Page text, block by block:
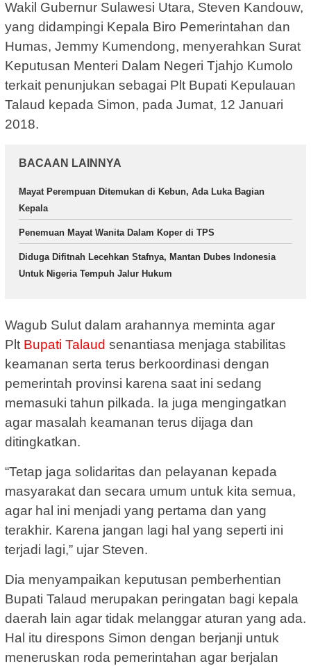
Wakil Gubernur Sulawesi Utara, Steven Kandouw,
yang didampingi Kepala Biro Pemerintahan dan
Humas, Jemmy Kumendong, menyerahkan Surat
Keputusan Menteri Dalam Negeri Tjahjo Kumolo
terkait penunjukan sebagai Plt Bupati Kepulauan
Talaud kepada Simon, pada Jumat, 12 Januari
2018.
BACAAN LAINNYA
Mayat Perempuan Ditemukan di Kebun, Ada Luka Bagian
Kepala
Penemuan Mayat Wanita Dalam Koper di TPS
Diduga Difitnah Lecehkan Stafnya, Mantan Dubes Indonesia
Untuk Nigeria Tempuh Jalur Hukum
Wagub Sulut dalam arahannya meminta agar
Plt Bupati Talaud senantiasa menjaga stabilitas
keamanan serta terus berkoordinasi dengan
pemerintah provinsi karena saat ini sedang
memasuki tahun pilkada. Ia juga mengingatkan
agar masalah keamanan terus dijaga dan
ditingkatkan.
“Tetap jaga solidaritas dan pelayanan kepada
masyarakat dan secara umum untuk kita semua,
agar hal ini menjadi yang pertama dan yang
terakhir. Karena jangan lagi hal yang seperti ini
terjadi lagi,” ujar Steven.
Dia menyampaikan keputusan pemberhentian
Bupati Talaud merupakan peringatan bagi kepala
daerah lain agar tidak melanggar aturan yang ada.
Hal itu direspons Simon dengan berjanji untuk
meneruskan roda pemerintahan agar berjalan